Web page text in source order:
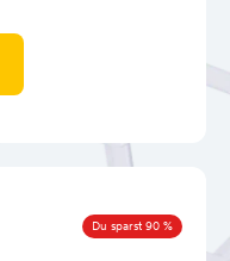
Du sparst 90 %